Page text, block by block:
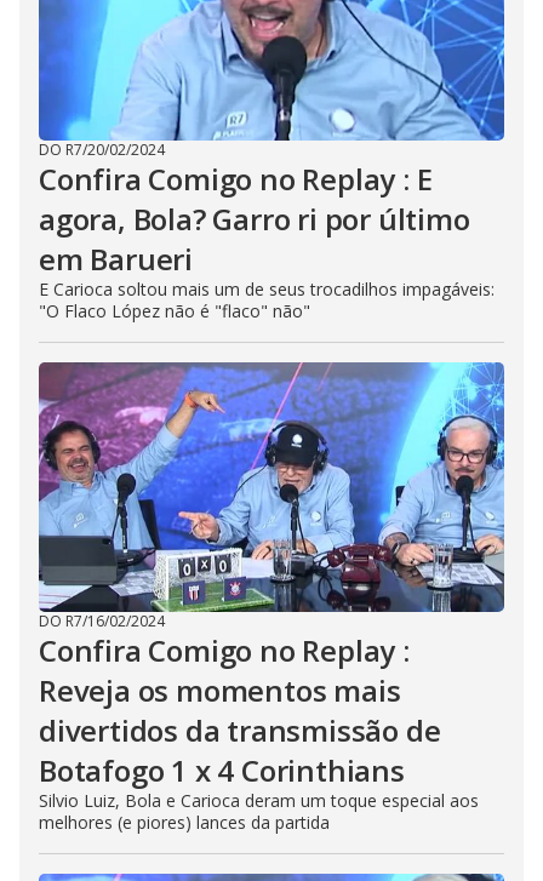
DO R7/20/02/2024
Confira Comigo no Replay : E
agora, Bola? Garro ri por último
em Barueri
E Carioca soltou mais um de seus trocadilhos impagáveis:
"O Flaco López não é "flaco" não"
DO R7/16/02/2024
Confira Comigo no Replay :
Reveja os momentos mais
divertidos da transmissão de
Botafogo 1 x 4 Corinthians
Silvio Luiz, Bola e Carioca deram um toque especial aos
melhores (e piores) lances da partida